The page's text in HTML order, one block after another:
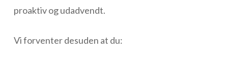
proaktiv og udadvendt.
Vi forventer desuden at du: